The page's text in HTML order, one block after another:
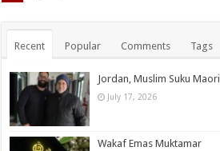
Recent Popular Comments Tags
Jordan, Muslim Suku Maori
July 17, 2026
Wakaf Emas Muktamar